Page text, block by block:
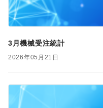
3月機械受注統計
2026年05月21日